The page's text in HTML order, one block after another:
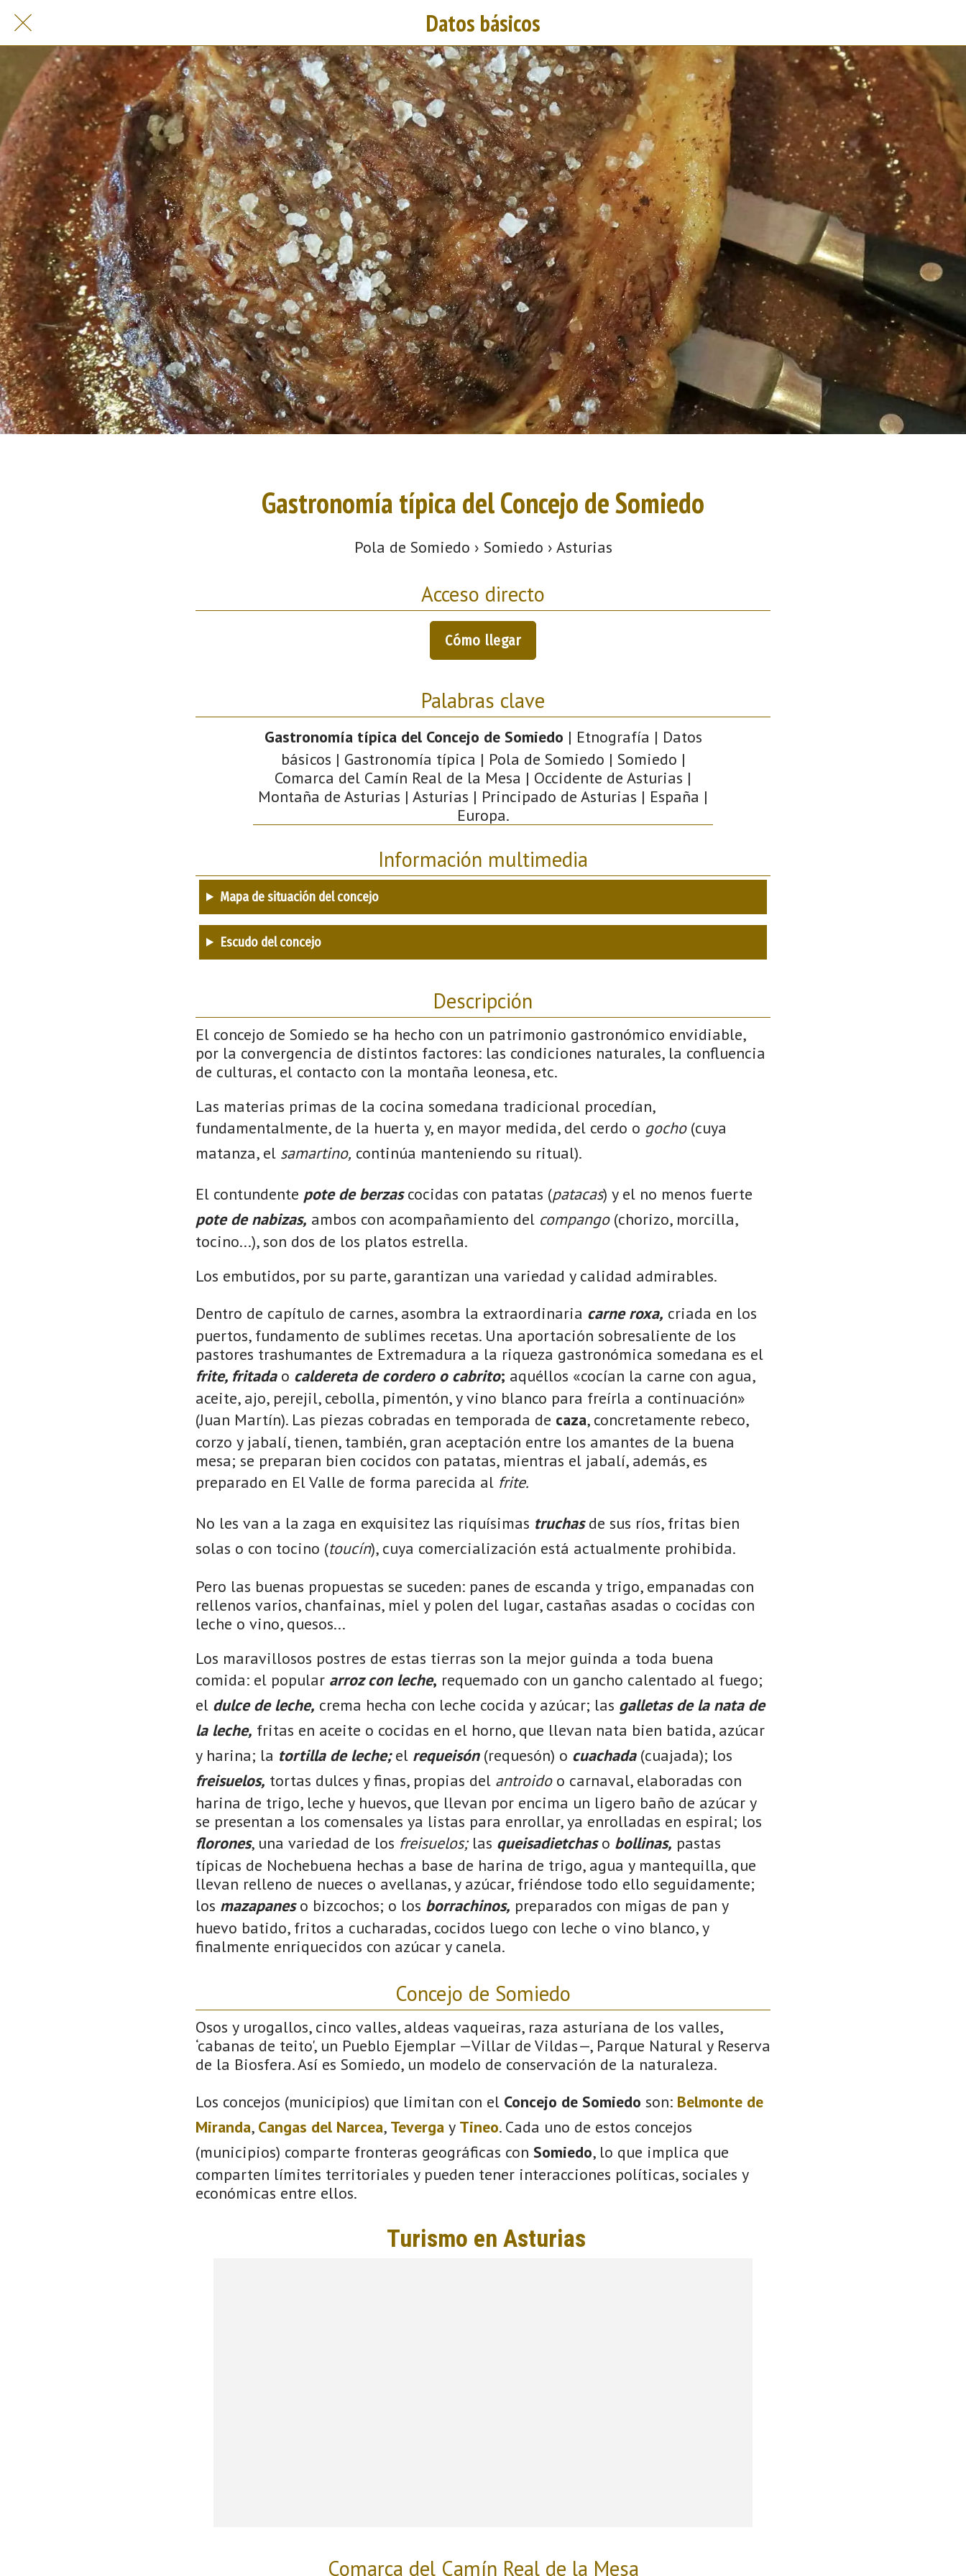
Datos básicos
Gastronomía típica del Concejo de Somiedo
Pola de Somiedo › Somiedo › Asturias
Acceso directo
Cómo llegar
Palabras clave
Gastronomía típica del Concejo de Somiedo | Etnografía | Datos
básicos | Gastronomía típica | Pola de Somiedo | Somiedo |
Comarca del Camín Real de la Mesa | Occidente de Asturias |
Montaña de Asturias | Asturias | Principado de Asturias | España |
Europa.
Información multimedia
Mapa de situación del concejo
Escudo del concejo
Descripción
El concejo de Somiedo se ha hecho con un patrimonio gastronómico envidiable,
por la convergencia de distintos factores: las condiciones naturales, la confluencia
de culturas, el contacto con la montaña leonesa, etc.
Las materias primas de la cocina somedana tradicional procedían,
fundamentalmente, de la huerta y, en mayor medida, del cerdo o gocho(cuya
matanza, el samartino, continúa manteniendo su ritual).
El contundente pote de berzascocidas con patatas (patacas) y el no menos fuerte
pote de nabizas, ambos con acompañamiento del compango(chorizo, morcilla,
tocino...), son dos de los platos estrella.
Los embutidos, por su parte, garantizan una variedad y calidad admirables.
Dentro de capítulo de carnes, asombra la extraordinaria carne roxa, criada en los
puertos, fundamento de sublimes recetas. Una aportación sobresaliente de los
pastores trashumantes de Extremadura a la riqueza gastronómica somedana es el
frite, fritadao caldereta de cordero o cabrito; aquéllos «cocían la carne con agua,
aceite, ajo, perejil, cebolla, pimentón, y vino blanco para freírla a continuación»
(Juan Martín). Las piezas cobradas en temporada de caza, concretamente rebeco,
corzo y jabalí, tienen, también, gran aceptación entre los amantes de la buena
mesa; se preparan bien cocidos con patatas, mientras el jabalí, además, es
preparado en El Valle de forma parecida al frite.
No les van a la zaga en exquisitez las riquísimas truchasde sus ríos, fritas bien
solas o con tocino (toucín), cuya comercialización está actualmente prohibida.
Pero las buenas propuestas se suceden: panes de escanda y trigo, empanadas con
rellenos varios, chanfainas, miel y polen del lugar, castañas asadas o cocidas con
leche o vino, quesos...
Los maravillosos postres de estas tierras son la mejor guinda a toda buena
comida: el popular arroz con leche, requemado con un gancho calentado al fuego;
el dulce de leche, crema hecha con leche cocida y azúcar; las galletas de la nata de
la leche, fritas en aceite o cocidas en el horno, que llevan nata bien batida, azúcar
y harina; la tortilla de leche;el requeisón(requesón) o cuachada(cuajada); los
freisuelos, tortas dulces y finas, propias del antroidoo carnaval, elaboradas con
harina de trigo, leche y huevos, que llevan por encima un ligero baño de azúcar y
se presentan a los comensales ya listas para enrollar, ya enrolladas en espiral; los
florones, una variedad de los freisuelos;las queisadietchaso bollinas, pastas
típicas de Nochebuena hechas a base de harina de trigo, agua y mantequilla, que
llevan relleno de nueces o avellanas, y azúcar, friéndose todo ello seguidamente;
los mazapaneso bizcochos; o los borrachinos, preparados con migas de pan y
huevo batido, fritos a cucharadas, cocidos luego con leche o vino blanco, y
finalmente enriquecidos con azúcar y canela.
Concejo de Somiedo
Osos y urogallos, cinco valles, aldeas vaqueiras, raza asturiana de los valles,
‘cabanas de teito', un Pueblo Ejemplar —Villar de Vildas—, Parque Natural y Reserva
de la Biosfera. Así es Somiedo, un modelo de conservación de la naturaleza.
Los concejos (municipios) que limitan con el Concejo de Somiedo son: Belmonte de
Miranda, Cangas del Narcea, Teverga y Tineo. Cada uno de estos concejos
(municipios) comparte fronteras geográficas con Somiedo, lo que implica que
comparten límites territoriales y pueden tener interacciones políticas, sociales y
económicas entre ellos.
Comarca del Camín Real de la Mesa